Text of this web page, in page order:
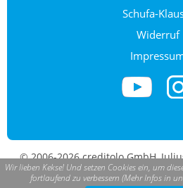
Schufa-
Widerruf
© 2006-2026 creditolo GmbH,
Halle (Saale). creditolo ist
Wir lieben Kekse! Und setzen Cookies ein, um
fortlaufend zu verbessern (Mehr Infos in